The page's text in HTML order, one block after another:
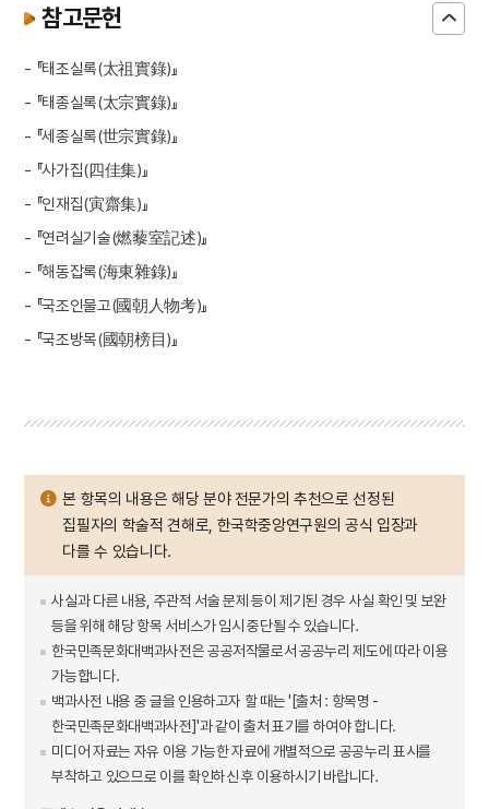
참고문헌
- 『태조실록(太祖實錄)』
- 『태종실록(太宗實錄)』
- 『세종실록(世宗實錄)』
- 『사가집(四佳集)』
- 『인재집(寅齋集)』
- 『연려실기술(燃藜室記述)』
- 『해동잡록(海東雜錄)』
- 『국조인물고(國朝人物考)』
- 『국조방목(國朝榜目)』
본 항목의 내용은 해당 분야 전문가의 추천으로 선정된
집필자의 학술적 견해로, 한국학중앙연구원의 공식 입장과
다를 수 있습니다.
사실과 다른 내용, 주관적 서술 문제 등이 제기된 경우 사실 확인 및 보완
등을 위해 해당 항목 서비스가 임시 중단될 수 있습니다.
한국민족문화대백과사전은 공공저작물로서 공공누리 제도에 따라 이용
가능합니다.
백과사전 내용 중 글을 인용하고자 할 때는 '[출처 : 항목명 -
한국민족문화대백과사전]'과 같이 출처 표기를 하여야 합니다.
미디어 자료는 자유 이용 가능한 자료에 개별적으로 공공누리 표시를
부착하고 있으므로 이를 확인하신 후 이용하시기 바랍니다.